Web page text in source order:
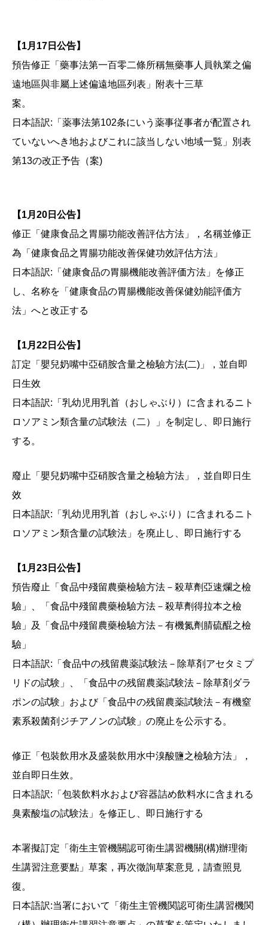
【1月17日公告】
預告修正「藥事法第一百零二條所稱無藥事人員執業之偏
遠地區與非屬上述偏遠地區列表」附表十三草
案
日本語訳:「薬事法第102条にいう薬事従事者が配置され
ていないへき地およびこれに該当しない地域一覧」別表
第13の改正予告（案)
【1月20日公告】
修正「健康食品之胃腸功能改善評估方法」，名稱並修正
為「健康食品之胃腸功能改善保健功效評估方法」
日本語訳:「健康食品の胃腸機能改善評価方法」を修正
し、名称を「健康食品の胃腸機能改善保健効能評価方
法」へと改正する
【1月22日公告】
訂定「嬰兒奶嘴中亞硝胺含量之檢驗方法(二)」，並自即
日生效
日本語訳:「乳幼児用乳首（おしゃぶり）に含まれるニト
ロソアミン類含量の試験法（二）」を制定し、即日施行
する。
廢止「嬰兒奶嘴中亞硝胺含量之檢驗方法」，並自即日生
效
日本語訳:「乳幼児用乳首（おしゃぶり）に含まれるニト
ロソアミン類含量の試験法」を廃止し、即日施行する
【1月23日公告】
預告廢止「食品中殘留農藥檢驗方法－殺草劑亞速爛之檢
驗」、「食品中殘留農藥檢驗方法－殺草劑得拉本之檢
驗」及「食品中殘留農藥檢驗方法－有機氮劑腈硫醌之檢
驗」
日本語訳:「食品中の残留農薬試験法－除草剤アセタミプ
リドの試験」、「食品中の残留農薬試験法－除草剤ダラ
ポンの試験」および「食品中の残留農薬試験法－有機窒
素系殺菌剤ジチアノンの試験」の廃止を公示する。
修正「包裝飲用水及盛裝飲用水中溴酸鹽之檢驗方法」，
並自即日生效。
日本語訳:「包装飲料水および容器詰め飲料水に含まれる
臭素酸塩の試験法」を修正し、即日施行する
本署擬訂定「衛生主管機關認可衛生講習機關(構)辦理衛
生講習注意要點」草案，再次徵詢草案意見，請查照見
復。
日本語訳:当署において「衛生主管機関認可衛生講習機関